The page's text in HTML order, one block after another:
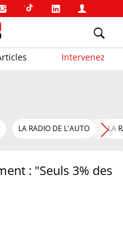
Intervenez
LA RADIO DE L'AUTO LA
: "Seuls 3% des